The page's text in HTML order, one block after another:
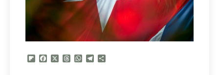
Flipboard
FacebookThreadsWhatsApp
Telegram